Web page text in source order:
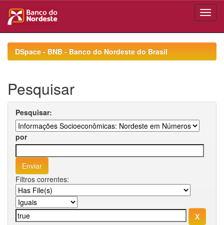
navigationDSpace - BNB - Banco do Nordeste do Brasil
Pesquisar
Pesquisar:
por
Filtros correntes: